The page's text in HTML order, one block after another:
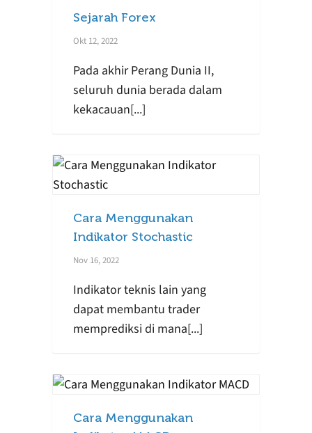
Sejarah Forex
Okt 12, 2022
Pada akhir Perang Dunia II,
seluruh dunia berada dalam
kekacauan[...]
Cara Menggunakan
Indikator Stochastic
Nov 16, 2022
Indikator teknis lain yang
dapat membantu trader
memprediksi di mana[...]
Cara Menggunakan